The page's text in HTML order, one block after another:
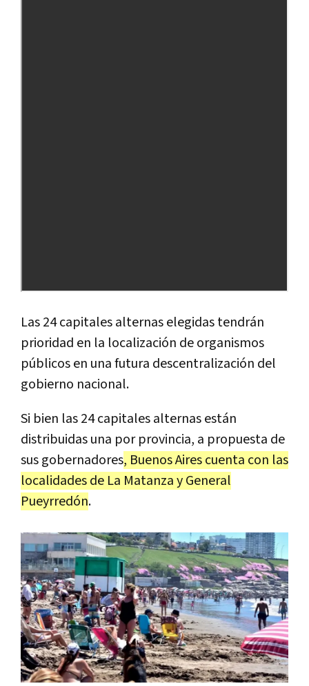
Las 24 capitales alternas elegidas tendrán
prioridad en la localización de organismos
públicos en una futura descentralización del
gobierno nacional.
Si bien las 24 capitales alternas están
distribuidas una por provincia, a propuesta de
sus gobernadores, Buenos Aires cuenta con las
localidades de La Matanza y General
Pueyrredón.